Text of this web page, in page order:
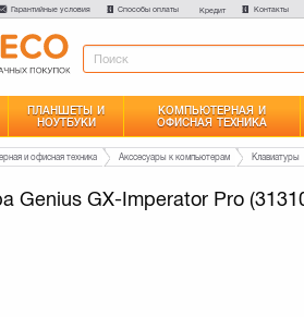
Гарантийные условия Способы оплаты Кредит Контакты
ПЛАНШЕТЫ И
НОУТБУКИ
КОМПЬЮТЕРНАЯ И
ОФИСНАЯ ТЕХНИКА
и офисная техника Акссесуары к компьютерам Клавиатуры
Genius GX-Imperator Pro